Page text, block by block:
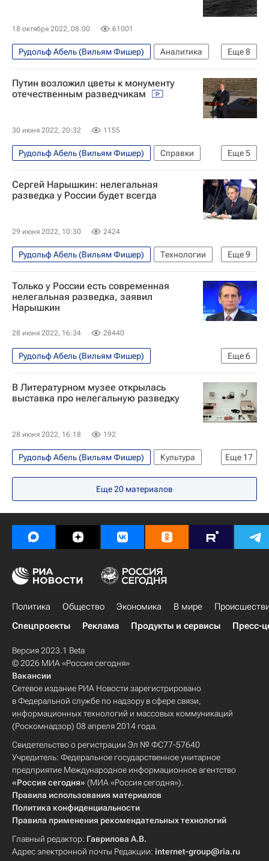
Общество
Великая Отечественная война (1941-1945)
18 октября 2022, 08:00 61001
Еще8
Рудольф Абель (Вильям Фишер)
Аналитика
Россия
СССР США
Европа
Карибский кризис
Никита Хрущев
Путин возложил цветы к монументу
отечественным разведчикам
30 июня 2022, 20:32 1155
Еще5
Рудольф Абель (Вильям Фишер)
Справки
Феликс Дзержинский
РСФСР
Служба внешней разведки Российской Федерации (СВР России)
Сергей Нарышкин: нелегальная
разведка у России будет всегда
29 июня 2022, 10:30 2424
Еще9
Рудольф Абель (Вильям Фишер)
Технологии
Николай Кузнецов
Рихард Зорге
Россия
СССР
США
Служба внешней разведки Российской Федерации (СВР России)
Щит и меч
КПСС Интервью
Только у России есть современная
нелегальная разведка, заявил
Нарышкин
28 июня 2022, 16:34 28440
Еще6
Рудольф Абель (Вильям Фишер)
Безопасность
Россия
Конон Молодый
В Литературном музее открылась
выставка про нелегальную разведку
28 июня 2022, 16:18 192
Еще 17
Рудольф Абель (Вильям Фишер)
Культура
Новости культуры
Конон Молодый
Алексей Ботян
Англия
Краков
Российское историческое общество
Щит и меч
Государственный Литературный музей
Выставки
Геворк Вартанян
Гоар Вартанян
Юлиан Семенов
Иосиф Сталин (Джугашвили)
Еще20 материалов
Политика Общество Экономика В мире
Спецпроекты
Реклама Продукты и сервисы Пресс-
Версия 2023.1 Beta
© 2026 МИА «Россия сегодня»
Вакансии
Сетевое издание РИА Новости зарегистрировано
в Федеральной службе по надзору в сфере связи,
информационных технологий и массовых коммуникаций
(Роскомнадзор) 08 апреля 2014 года.
Свидетельство о регистрации Эл № ФС77-57640
Учредитель: Федеральное государственное унитарное
предприятие Международное информационное агентство
«Россия сегодня» (МИА «Россия сегодня»).
Правила использования материалов
Политика конфиденциальности
Правила применения рекомендательных технологий
Главный редактор: Гаврилова А.В.
Адрес электронной почты Редакции: internet-group@ria.ru